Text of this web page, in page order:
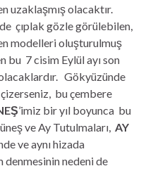
uzaklaşmış olacaktır.
çıplak gözle görülebilen,
modelleri oluşturulmuş
bu 7 cisim Eylül ayı son
Gökyüzünde
bu çembere
’imiz bir yıl boyunca bu
ve Ay Tutulmaları, AY
ve aynı hizada
nedeni de